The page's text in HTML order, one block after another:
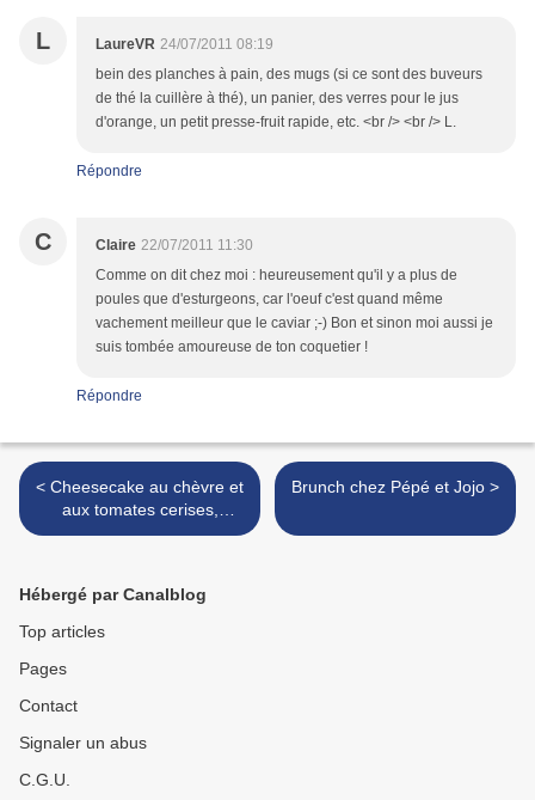
L LaureVR 24/07/2011 08:19
bein des planches à pain, des mugs (si ce sont des buveurs
de thé la cuillère à thé), un panier, des verres pour le jus
d'orange, un petit presse-fruit rapide, etc. <br /> <br /> L.
Répondre
C Claire 22/07/2011 11:30
Comme on dit chez moi : heureusement qu'il y a plus de
poules que d'esturgeons, car l'oeuf c'est quand même
vachement meilleur que le caviar ;-) Bon et sinon moi aussi je
suis tombée amoureuse de ton coquetier !
Répondre
< Cheesecake au chèvre et
aux tomates cerises,
crumble salé de pistaches
Brunch chez Pépé et Jojo >
Hébergé par Canalblog
Top articles
Pages
Contact
Signaler un abus
C.G.U.